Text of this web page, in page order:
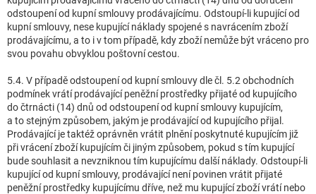
odstoupení od kupní smlouvy prodávajícímu. Odstoupí-li kupující od
kupní smlouvy, nese kupující náklady spojené s navrácením zboží
prodávajícímu, a to i v tom případě, kdy zboží nemůže být vráceno pro
svou povahu obvyklou poštovní cestou.
5.4. V případě odstoupení od kupní smlouvy dle čl. 5.2 obchodních
podmínek vrátí prodávající peněžní prostředky přijaté od kupujícího
do čtrnácti (14) dnů od odstoupení od kupní smlouvy kupujícím,
a to stejným způsobem, jakým je prodávající od kupujícího přijal.
Prodávající je taktéž oprávněn vrátit plnění poskytnuté kupujícím již
při vrácení zboží kupujícím či jiným způsobem, pokud s tím kupující
bude souhlasit a nevzniknou tím kupujícímu další náklady. Odstoupí-li
kupující od kupní smlouvy, prodávající není povinen vrátit přijaté
peněžní prostředky kupujícímu dříve, než mu kupující zboží vrátí nebo